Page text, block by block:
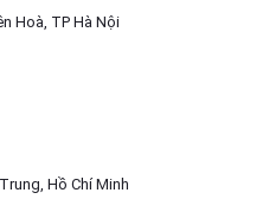
Hoà, TP Hà Nội
Hồ Chí Minh